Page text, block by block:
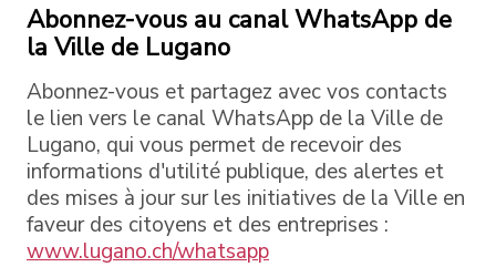
Abonnez-vous au canal WhatsApp de
la Ville de Lugano
Abonnez-vous et partagez avec vos contacts
le lien vers le canal WhatsApp de la Ville de
Lugano, qui vous permet de recevoir des
informations d'utilité publique, des alertes et
des mises à jour sur les initiatives de la Ville en
faveur des citoyens et des entreprises :
www.lugano.ch/whatsapp